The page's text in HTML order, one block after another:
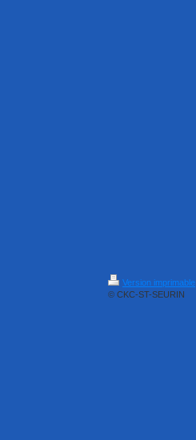
Version imprimable
© CKC-ST-SEURIN